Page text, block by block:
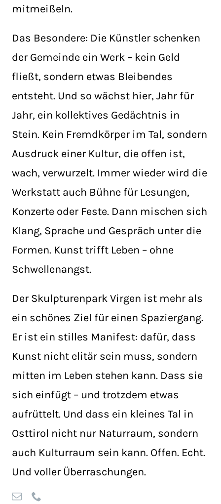
mitmeißeln.
Das Besondere: Die Künstler schenken
der Gemeinde ein Werk – kein Geld
fließt, sondern etwas Bleibendes
entsteht. Und so wächst hier, Jahr für
Jahr, ein kollektives Gedächtnis in
Stein. Kein Fremdkörper im Tal, sondern
Ausdruck einer Kultur, die offen ist,
wach, verwurzelt. Immer wieder wird die
Werkstatt auch Bühne für Lesungen,
Konzerte oder Feste. Dann mischen sich
Klang, Sprache und Gespräch unter die
Formen. Kunst trifft Leben – ohne
Schwellenangst.
Der Skulpturenpark Virgen ist mehr als
ein schönes Ziel für einen Spaziergang.
Er ist ein stilles Manifest: dafür, dass
Kunst nicht elitär sein muss, sondern
mitten im Leben stehen kann. Dass sie
sich einfügt – und trotzdem etwas
aufrüttelt. Und dass ein kleines Tal in
Osttirol nicht nur Naturraum, sondern
auch Kulturraum sein kann. Offen. Echt.
Und voller Überraschungen.